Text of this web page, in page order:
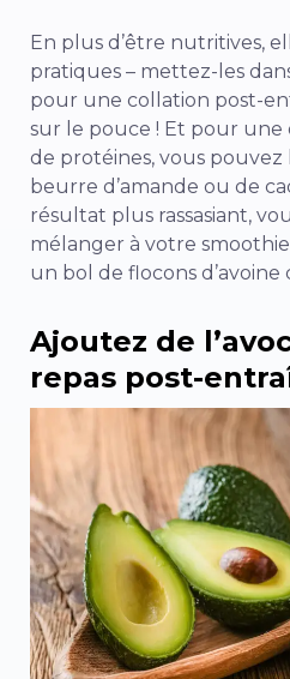
En plus d’être nutritives,
pratiques – mettez-les
pour une collation post-
sur le pouce ! Et pour
de protéines, vous
beurre d’amande ou de
résultat plus rassasiant,
mélanger à votre
un bol de flocons d’avoine
Ajoutez de
repas post-